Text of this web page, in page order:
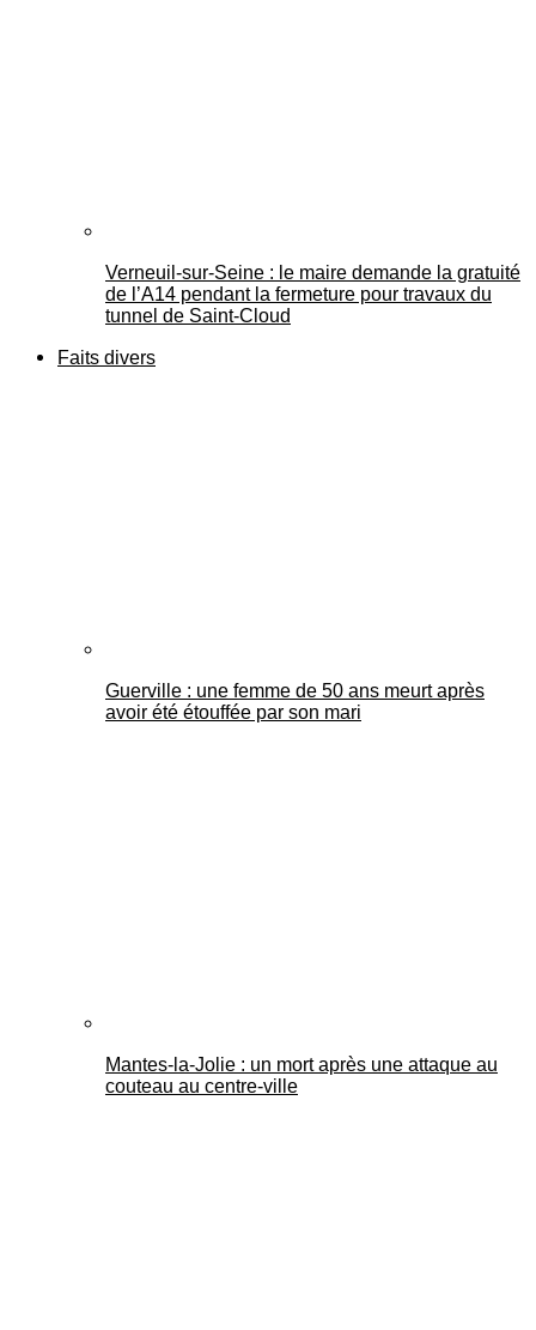
Verneuil-sur-Seine : le maire demande la gratuité
de l’A14 pendant la fermeture pour travaux du
tunnel de Saint-Cloud
Faits divers
Guerville : une femme de 50 ans meurt après
avoir été étouffée par son mari
Mantes-la-Jolie : un mort après une attaque au
couteau au centre-ville